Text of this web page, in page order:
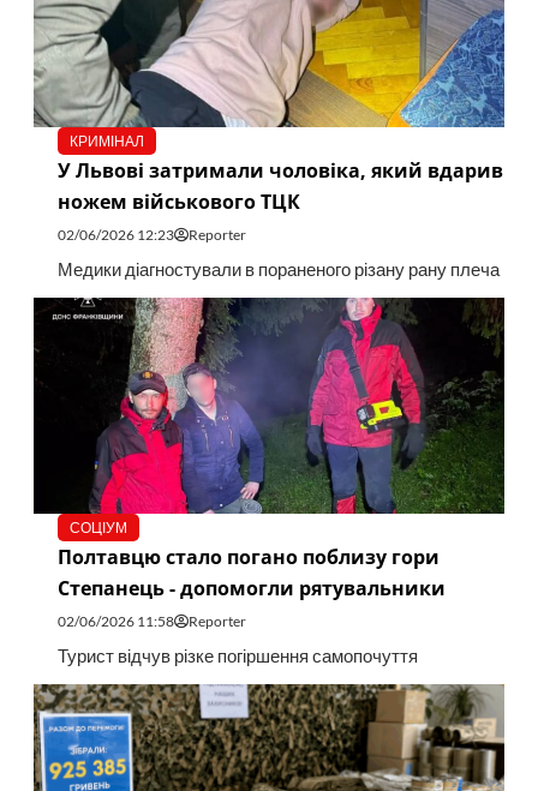
КРИМІНАЛ
У Львові затримали чоловіка, який вдарив
ножем військового ТЦК
02/06/2026 12:23 Reporter
Медики діагностували в пораненого різану рану плеча
СОЦІУМ
Полтавцю стало погано поблизу гори
Степанець - допомогли рятувальники
02/06/2026 11:58 Reporter
Турист відчув різке погіршення самопочуття